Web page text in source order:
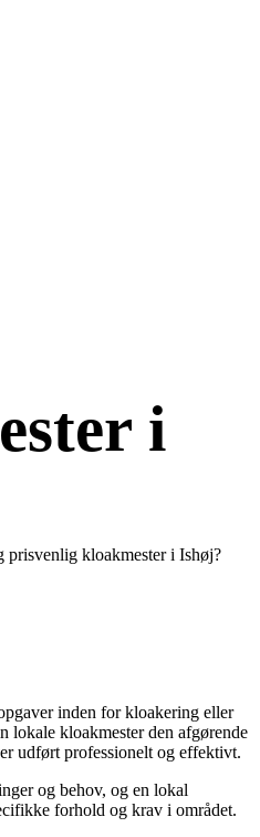
i
prisvenlig kloakmester i Ishøj?
inden for kloakering eller
lokale kloakmester den afgørende
udført professionelt og effektivt.
og behov, og en lokal
forhold og krav i området.